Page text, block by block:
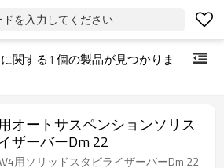
を入力してください
に関する1 個の製品が見つかりま
オートサスペンションソリス
ザーバーDm 22
用ソリッドスタビライザーバーDm 22